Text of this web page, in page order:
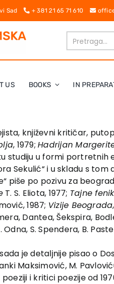
Sad + 381 21 65 71 610
US BOOKS IN
književni kritičar,
, 1979;Hadrijan
studiju u formi portretnih
Sekulić“ i u skladu s
piše po pozivu za
T. S. Eliota, 1977; Tajne
1987; Vizije Beograda
Dantea, Šekspira,
Odna, S. Spendera, B.
je detaljnije pisao o
Maksimović, M.
i kritici poezije od